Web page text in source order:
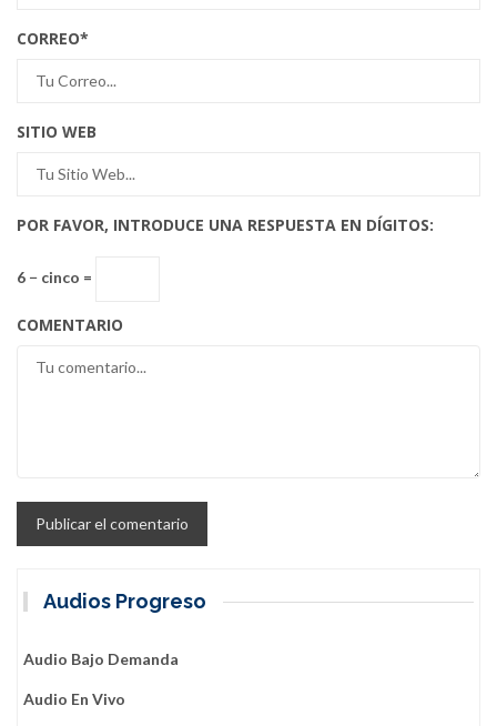
CORREO*
SITIO WEB
POR FAVOR, INTRODUCE UNA RESPUESTA EN DÍGITOS:
6 − cinco =
COMENTARIO
Audios Progreso
Audio Bajo Demanda
Audio En Vivo